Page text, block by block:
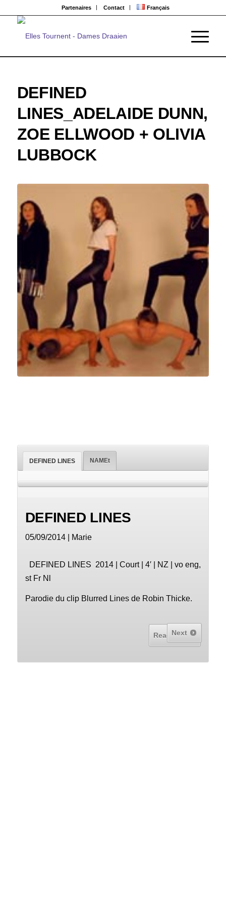
Partenaires Contact Français
DEFINED
LINES_ADELAIDE DUNN,
ZOE ELLWOOD + OLIVIA
LUBBOCK
DEFINED LINES NAMEt
DEFINED LINES
05/09/2014 | Marie
DEFINED LINES 2014 | Court | 4′ | NZ | vo eng,
st Fr Nl
Parodie du clip Blurred Lines de Robin Thicke.
Read More...
Next